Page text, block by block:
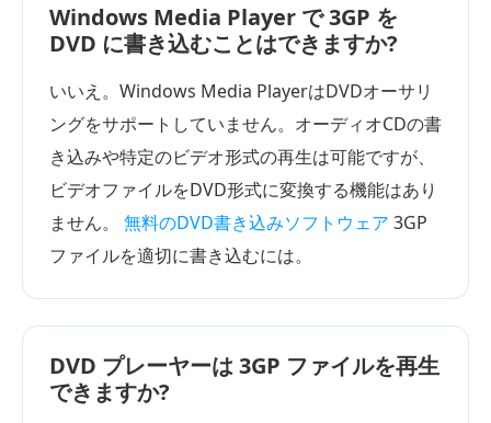
Windows Media Player で 3GP を
DVD に書き込むことはできますか?
いいえ。Windows Media PlayerはDVDオーサリ
ングをサポートしていません。オーディオCDの書
き込みや特定のビデオ形式の再生は可能ですが、
ビデオファイルをDVD形式に変換する機能はあり
ません。 無料のDVD書き込みソフトウェア 3GP
ファイルを適切に書き込むには。
DVD プレーヤーは 3GP ファイルを再生
できますか?